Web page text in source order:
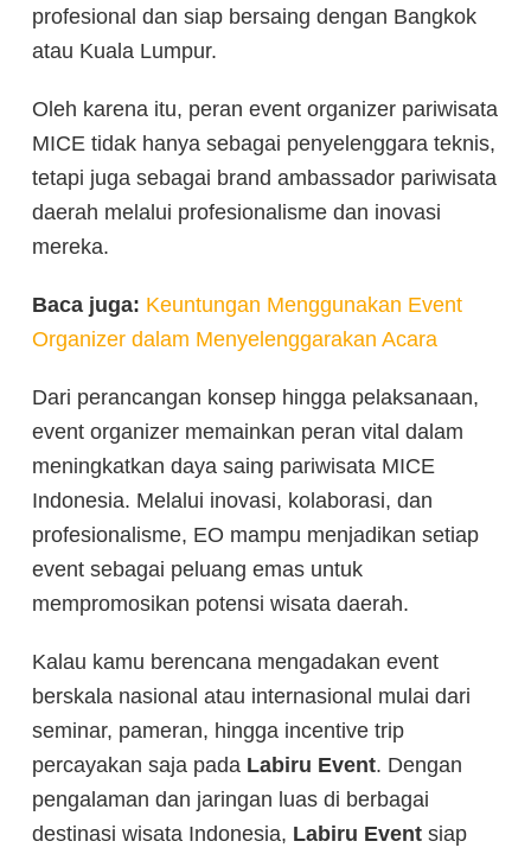
profesional dan siap bersaing dengan Bangkok
atau Kuala Lumpur.
Oleh karena itu, peran event organizer pariwisata
MICE tidak hanya sebagai penyelenggara teknis,
tetapi juga sebagai brand ambassador pariwisata
daerah melalui profesionalisme dan inovasi
mereka.
Baca juga: Keuntungan Menggunakan Event
Organizer dalam Menyelenggarakan Acara
Dari perancangan konsep hingga pelaksanaan,
event organizer memainkan peran vital dalam
meningkatkan daya saing pariwisata MICE
Indonesia. Melalui inovasi, kolaborasi, dan
profesionalisme, EO mampu menjadikan setiap
event sebagai peluang emas untuk
mempromosikan potensi wisata daerah.
Kalau kamu berencana mengadakan event
berskala nasional atau internasional mulai dari
seminar, pameran, hingga incentive trip
percayakan saja pada Labiru Event. Dengan
pengalaman dan jaringan luas di berbagai
destinasi wisata Indonesia, Labiru Event siap